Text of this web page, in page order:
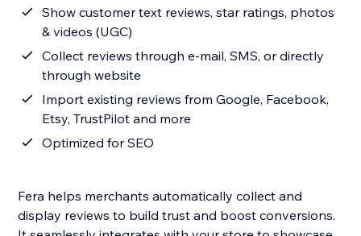
Show customer text reviews, star ratings, photos
& videos (UGC)
Collect reviews through e-mail, SMS, or directly
through website
Import existing reviews from Google, Facebook,
Etsy, TrustPilot and more
Optimized for SEO
Fera helps merchants automatically collect and
display reviews to build trust and boost conversions.